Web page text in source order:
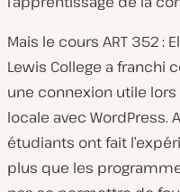
Mais le cours ART 352 :
Lewis College a franchi
une connexion utile
locale avec WordPress.
étudiants ont fait
plus que les